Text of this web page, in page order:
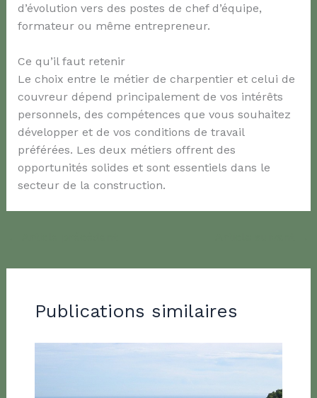
d’évolution vers des postes de chef d’équipe,
formateur ou même entrepreneur.
Ce qu’il faut retenir
Le choix entre le métier de charpentier et celui de
couvreur dépend principalement de vos intérêts
personnels, des compétences que vous souhaitez
développer et de vos conditions de travail
préférées. Les deux métiers offrent des
opportunités solides et sont essentiels dans le
secteur de la construction.
Publications similaires